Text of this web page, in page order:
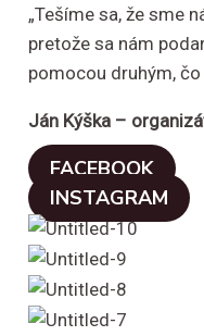
„Tešíme sa, že sme
pretože sa nám
pomocou druhým,
Ján Kýška –
FACEBOOK
INSTAGRAM